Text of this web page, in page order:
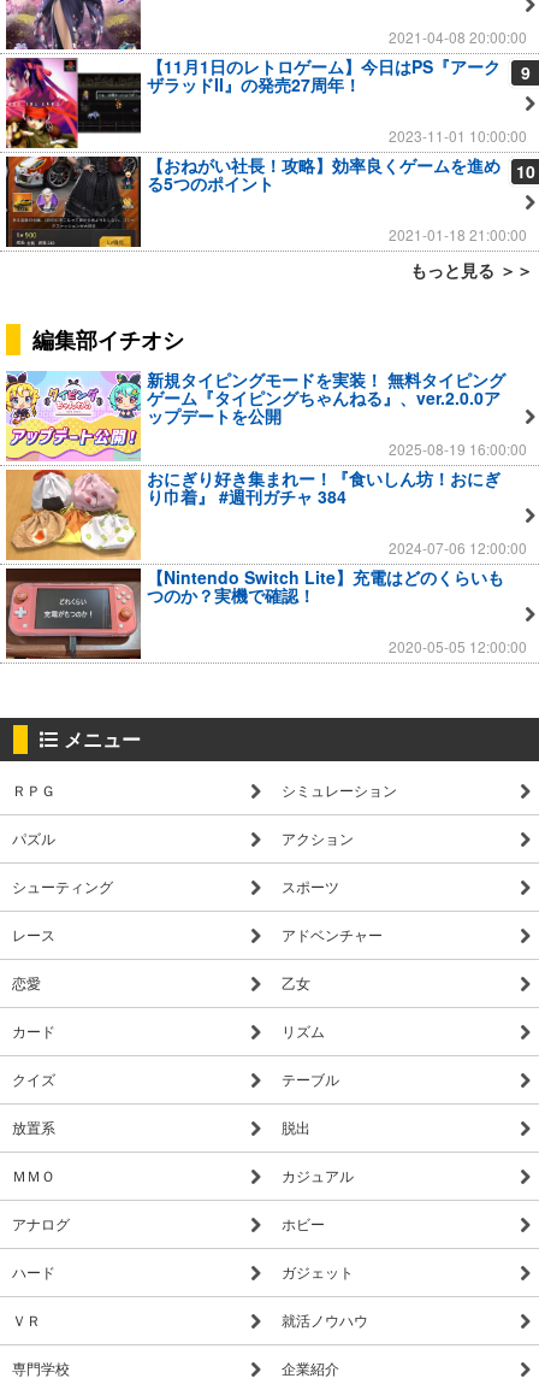
2021-04-08 20:00:00
9
【11月1日のレトロゲーム】今日はPS『アーク
ザラッドII』の発売27周年！
2023-11-01 10:00:00
10
【おねがい社長！攻略】効率良くゲームを進め
る5つのポイント
2021-01-18 21:00:00
もっと見る ＞＞
編集部イチオシ
新規タイピングモードを実装！ 無料タイピング
ゲーム『タイピングちゃんねる』、ver.2.0.0ア
ップデートを公開
2025-08-19 16:00:00
おにぎり好き集まれー！『食いしん坊！おにぎ
り巾着』 #週刊ガチャ 384
2024-07-06 12:00:00
【Nintendo Switch Lite】充電はどのくらいも
つのか？実機で確認！
2020-05-05 12:00:00
メニュー
ＲＰＧ シミュレーション
パズル アクション
シューティング スポーツ
レース アドベンチャー
恋愛 乙女
カード リズム
クイズ テーブル
放置系 脱出
ＭＭＯ カジュアル
アナログ ホビー
ハード ガジェット
ＶＲ 就活ノウハウ
専門学校 企業紹介